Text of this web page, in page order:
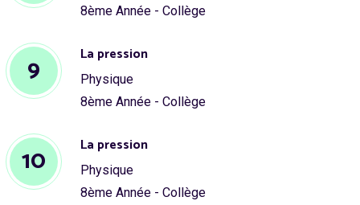
8ème Année - Collège
9 La pression
Physique
8ème Année - Collège
10 La pression
Physique
8ème Année - Collège